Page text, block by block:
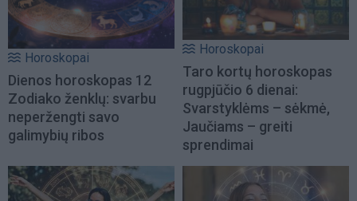
Horoskopai
Dienos horoskopas 12
Zodiako ženklų: svarbu
neperžengti savo
galimybių ribos
Horoskopai
Taro kortų horoskopas
rugpjūčio 6 dienai:
Svarstyklėms – sėkmė,
Jaučiams – greiti
sprendimai